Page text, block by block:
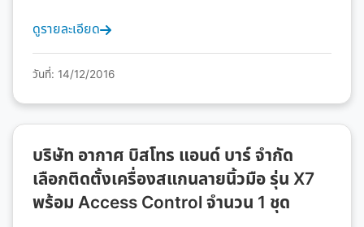
ดูรายละเอียด
วันที่: 14/12/2016
บริษัท อากาศ บิสโทร แอนด์ บาร์ จำกัด
เลือกติดตั้งเครื่องสแกนลายนิ้วมือ รุ่น X7
พร้อม Access Control จำนวน 1 ชุด